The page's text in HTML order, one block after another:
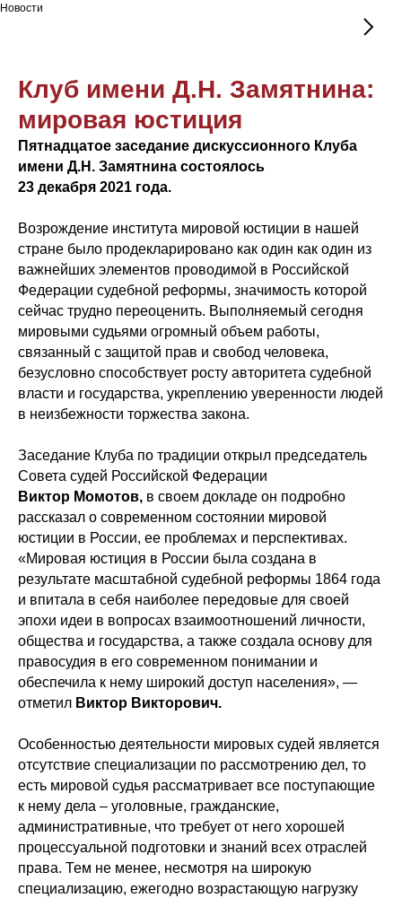
Новости
Клуб имени Д.Н. Замятнина:
мировая юстиция
Пятнадцатое заседание дискуссионного Клуба
имени Д.Н. Замятнина состоялось
23 декабря 2021 года.
Возрождение института мировой юстиции в нашей
стране было продекларировано как один как один из
важнейших элементов проводимой в Российской
Федерации судебной реформы, значимость которой
сейчас трудно переоценить. Выполняемый сегодня
мировыми судьями огромный объем работы,
связанный с защитой прав и свобод человека,
безусловно способствует росту авторитета судебной
власти и государства, укреплению уверенности людей
в неизбежности торжества закона.
Заседание Клуба по традиции открыл председатель
Совета судей Российской Федерации
Виктор Момотов, в своем докладе он подробно
рассказал о современном состоянии мировой
юстиции в России, ее проблемах и перспективах.
«Мировая юстиция в России была создана в
результате масштабной судебной реформы 1864 года
и впитала в себя наиболее передовые для своей
эпохи идеи в вопросах взаимоотношений личности,
общества и государства, а также создала основу для
правосудия в его современном понимании и
обеспечила к нему широкий доступ населения», —
отметил Виктор Викторович.
Особенностью деятельности мировых судей является
отсутствие специализации по рассмотрению дел, то
есть мировой судья рассматривает все поступающие
к нему дела – уголовные, гражданские,
административные, что требует от него хорошей
процессуальной подготовки и знаний всех отраслей
права. Тем не менее, несмотря на широкую
специализацию, ежегодно возрастающую нагрузку